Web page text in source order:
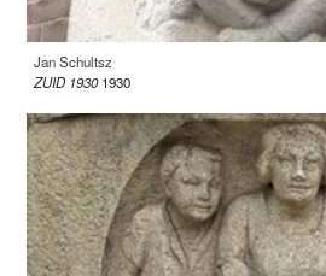
Jan Schultsz
ZUID 1930 1930